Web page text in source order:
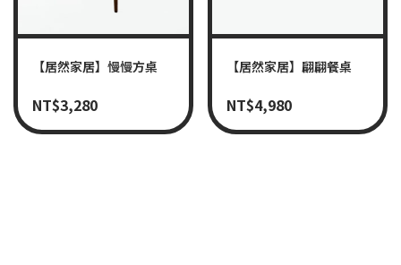
【居然家居】慢慢方桌
NT$3,280
【居然家居】翩翩餐桌
NT$4,980